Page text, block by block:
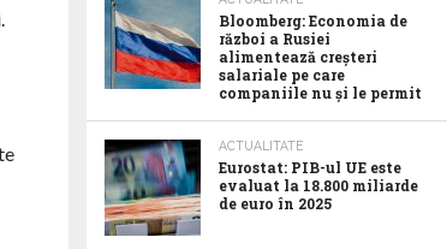
Bloomberg: Economia de
război a Rusiei
alimentează creșteri
salariale pe care
companiile nu și le permit
ACTUALITATE
Eurostat: PIB-ul UE este
evaluat la 18.800 miliarde
de euro în 2025